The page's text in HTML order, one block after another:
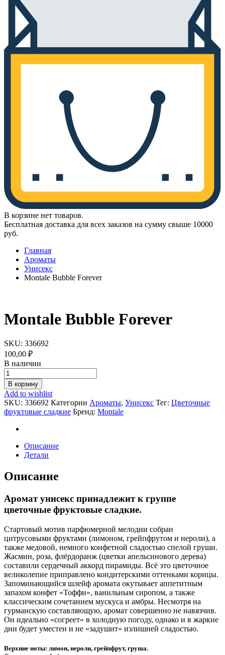
В корзине нет товаров.
Бесплатная доставка для всех заказов на сумму свыше 10000
руб.
Главная
Ароматы
Унисекс
Montale Bubble Forever
Montale Bubble Forever
SKU: 336692
100,00 ₽
В наличии
Montale
Bubble
Forever
quantity
В корзину
Add to wishlist
SKU: 336692 Категории Ароматы, Унисекс Тег: Цветочные
фруктовые сладкие Бренд: Montale
Описание
Детали
Описание
Аромат унисекс принадлежит к группе
цветочные фруктовые сладкие.
Стартовый мотив парфюмерной мелодии собран
цитрусовыми фруктами (лимоном, грейпфрутом и нероли), а
также медовой, немного конфетной сладостью спелой груши.
Жасмин, роза, флёрдоранж (цветки апельсинового дерева)
составили сердечный аккорд пирамиды. Всё это цветочное
великолепие приправлено кондитерскими оттенками корицы.
Запоминающийся шлейф аромата окутывает аппетитным
запахом конфет «Тоффи», ванильным сиропом, а также
классическим сочетанием мускуса и амбры. Несмотря на
гурманскую составляющую, аромат совершенно не навязчив.
Он идеально «согреет» в холодную погоду, однако и в жаркие
дни будет уместен и не «задушит» излишней сладостью.
Верхние ноты: лимон, нероли, грейпфрут, груша.